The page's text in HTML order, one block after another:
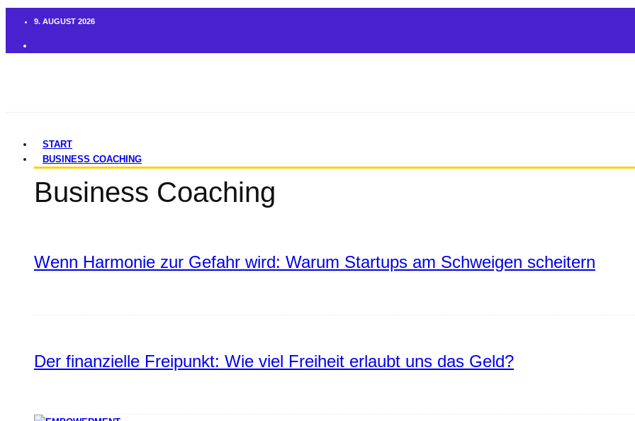
9. AUGUST 2026
START
BUSINESS COACHING
Business Coaching
Wenn Harmonie zur Gefahr wird: Warum Startups am Schweigen scheitern
Der finanzielle Freipunkt: Wie viel Freiheit erlaubt uns das Geld?